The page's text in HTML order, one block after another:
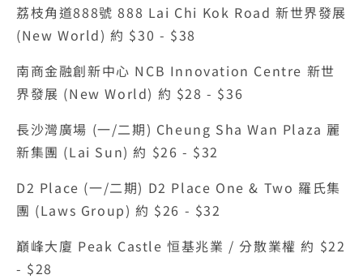
荔枝角道888號 888 Lai Chi Kok Road 新世界發展
(New World) 約 $30 - $38
南商金融創新中心 NCB Innovation Centre 新世
界發展 (New World) 約 $28 - $36
長沙灣廣場 (一/二期) Cheung Sha Wan Plaza 麗
新集團 (Lai Sun) 約 $26 - $32
D2 Place (一/二期) D2 Place One & Two 羅氏集
團 (Laws Group) 約 $26 - $32
巔峰大廈 Peak Castle 恒基兆業 / 分散業權 約 $22
- $28